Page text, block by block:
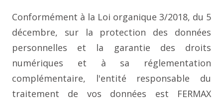
Conformément à la Loi organique 3/2018, du 5
décembre, sur la protection des données
personnelles et la garantie des droits
numériques et à sa réglementation
complémentaire, l'entité responsable du
traitement de vos données est FERMAX